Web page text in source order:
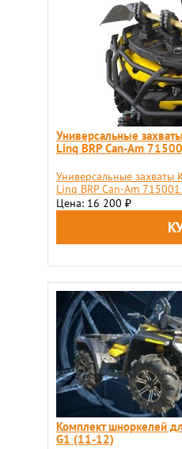
Универсальные
Linq BRP Can-Am
Универсальные захваты
Linq BRP Can-Am
Цена: 16 200 ₽
Комплект шноркелей
G1 (11-12)